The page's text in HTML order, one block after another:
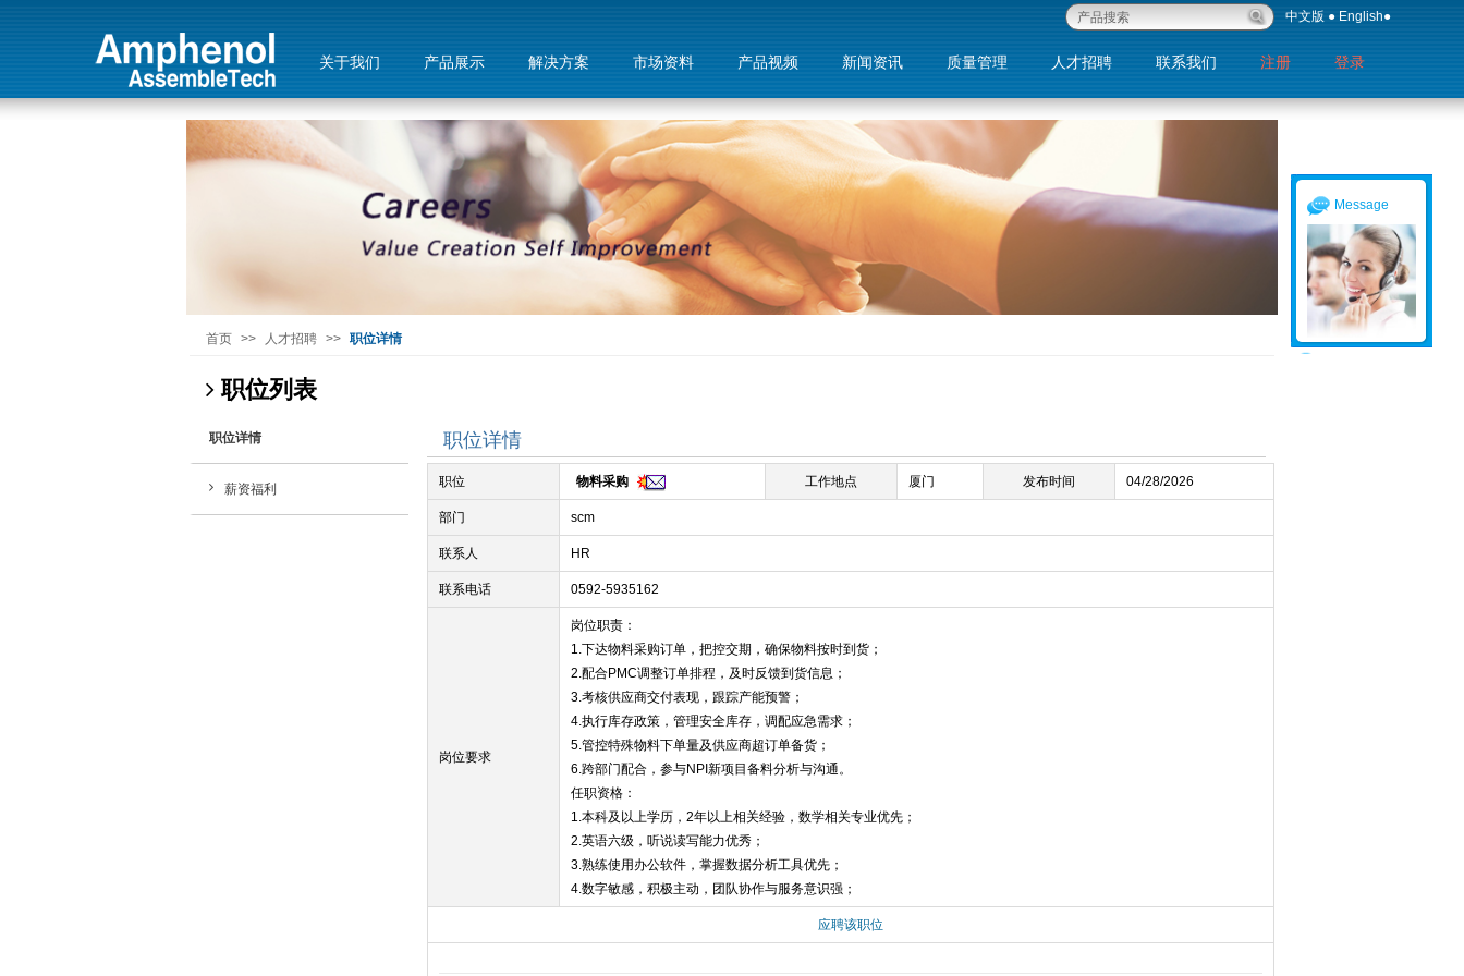
中文版 ● English●
关于我们 产品展示 解决方案 市场资料 产品视频 新闻资讯 质量管理 人才招聘 联系我们 注册 登录
Message
首页 >> 人才招聘 >> 职位详情
职位列表
职位详情
薪资福利
职位详情
职位 物料采购 工作地点 厦门 发布时间 04/28/2026
部门 scm
联系人 HR
联系电话 0592-5935162
岗位要求
岗位职责：
1.下达物料采购订单，把控交期，确保物料按时到货；
2.配合PMC调整订单排程，及时反馈到货信息；
3.考核供应商交付表现，跟踪产能预警；
4.执行库存政策，管理安全库存，调配应急需求；
5.管控特殊物料下单量及供应商超订单备货；
6.跨部门配合，参与NPI新项目备料分析与沟通。
任职资格：
1.本科及以上学历，2年以上相关经验，数学相关专业优先；
2.英语六级，听说读写能力优秀；
3.熟练使用办公软件，掌握数据分析工具优先；
4.数字敏感，积极主动，团队协作与服务意识强；
应聘该职位